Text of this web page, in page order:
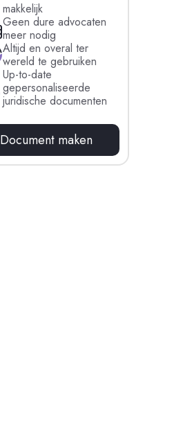
makkelijk
Geen dure advocaten
meer nodig
Altijd en overal ter
wereld te gebruiken
Up-to-date
gepersonaliseerde
juridische documenten
Document maken